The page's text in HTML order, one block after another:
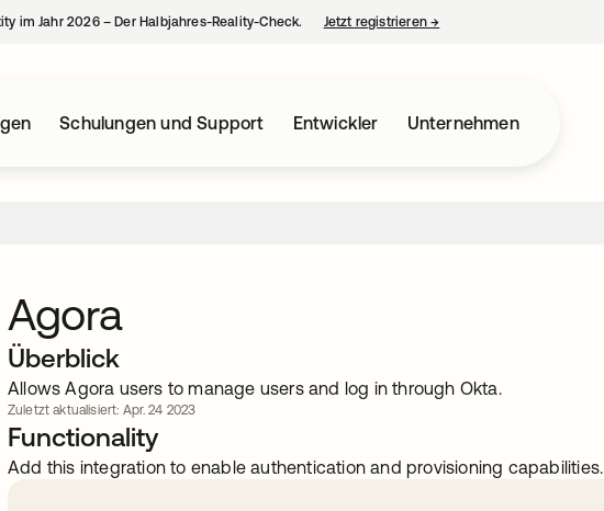
im Jahr 2026 – Der Halbjahres-Reality-Check. Jetzt registrieren→
Schulungen und Support Entwickler Unternehmen
Agora
Überblick
Allows Agora users to manage users and log in through Okta.
Zuletzt aktualisiert: Apr. 24 2023
Functionality
Add this integration to enable authentication and provisioning capabilities.